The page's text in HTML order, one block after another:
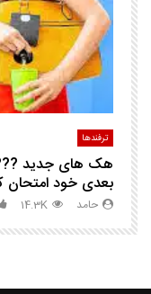
ترفندها
هک های جدید ??️?
بعدی خود امتحان
حامد 14.3K
مشاهده بعدا